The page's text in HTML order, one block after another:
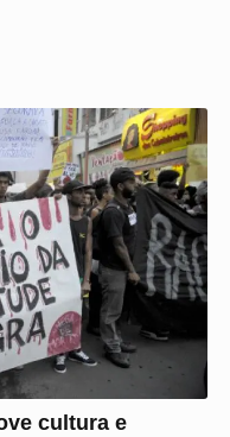
cultura e